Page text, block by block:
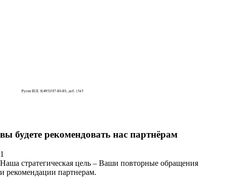
вы будете рекомендовать нас партнёрам
1
Наша стратегическая цель – Ваши повторные обращения
и рекомендации партнерам.